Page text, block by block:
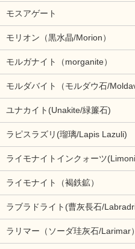
モスアゲート
モリオン（黒水晶/Morion）
モルガナイト（morganite）
モルダバイト（モルダウ石/
ユナカイト(Unakite/緑簾石)
ラピスラズリ(瑠璃/Lapis Lazuli)
ライモナイトインクォーツ
ライモナイト（褐鉄鉱）
ラブラドライト(曹灰長石/
ラリマー（ソーダ珪灰石/Larimar）